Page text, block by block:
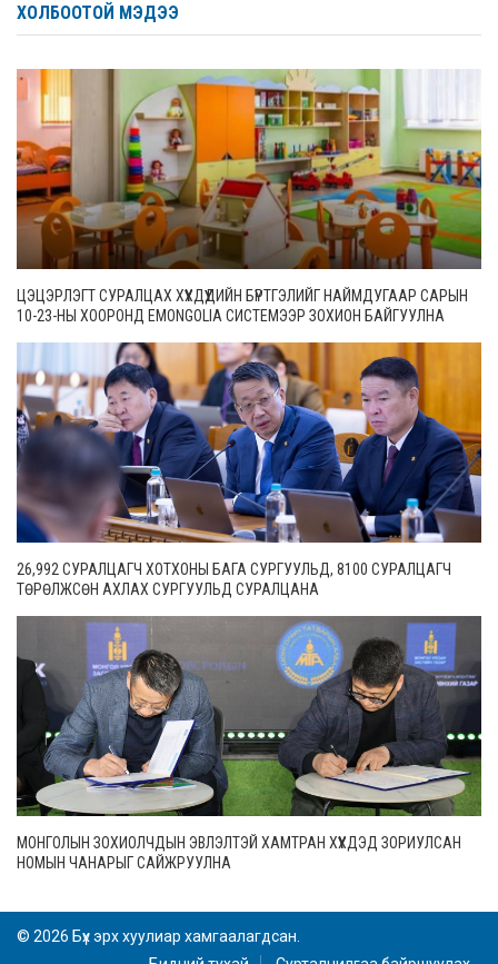
ХОЛБООТОЙ МЭДЭЭ
ЦЭЦЭРЛЭГТ СУРАЛЦАХ ХҮҮХДҮҮДИЙН БҮРТГЭЛИЙГ НАЙМДУГААР САРЫН
10-23-НЫ ХООРОНД EMONGOLIA СИСТЕМЭЭР ЗОХИОН БАЙГУУЛНА
26,992 СУРАЛЦАГЧ ХОТХОНЫ БАГА СУРГУУЛЬД, 8100 СУРАЛЦАГЧ
ТӨРӨЛЖСӨН АХЛАХ СУРГУУЛЬД СУРАЛЦАНА
МОНГОЛЫН ЗОХИОЛЧДЫН ЭВЛЭЛТЭЙ ХАМТРАН ХҮҮХДЭД ЗОРИУЛСАН
НОМЫН ЧАНАРЫГ САЙЖРУУЛНА
© 2026 Бүх эрх хуулиар хамгаалагдсан.